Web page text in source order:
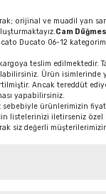
orijinal ve muadil yan
Cam
Ducato 06-12
teslim edilmektedir.
Ürün isimlerinde
Ancak tereddüt
yapabilirsiniz.
sebebiyle ürünlerimizin
listelerinizi iletirseniz özel
siz değerli